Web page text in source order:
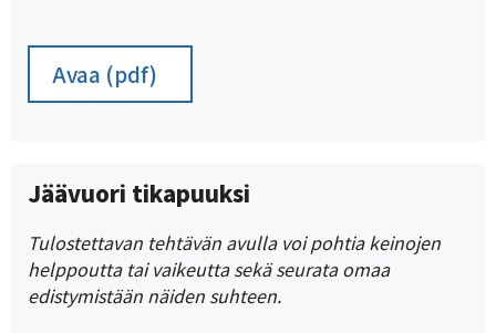
Avaa (pdf)
Jäävuori tikapuuksi
Tulostettavan tehtävän avulla voi pohtia keinojen
helppoutta tai vaikeutta sekä seurata omaa
edistymistään näiden suhteen.